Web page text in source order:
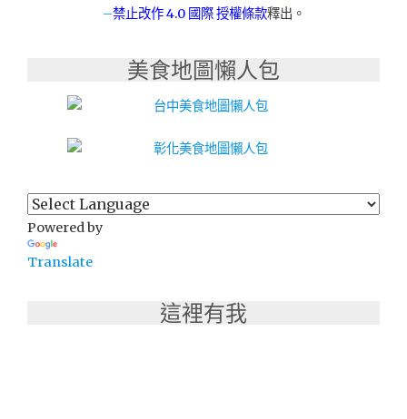
–禁止改作4.0 國際 授權條款釋出。
美食地圖懶人包
Powered by
Translate
這裡有我